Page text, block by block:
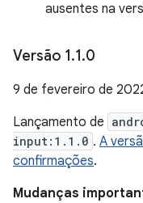
ausentes na
Versão 1.1.0
9 de fevereiro de
Lançamento de
input:1.1.0 . A
confirmações.
Mudanças